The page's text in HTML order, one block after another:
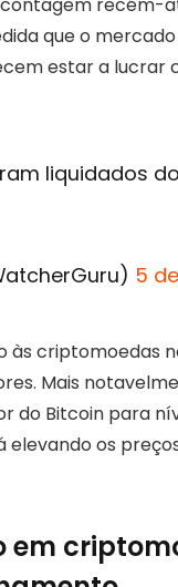
que o
estar a lucrar
foram
5
às criptomoedas
Mais
do Bitcoin para
elevando os
em